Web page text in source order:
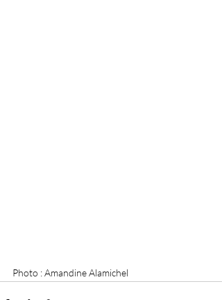
Photo : Amandine Alamichel